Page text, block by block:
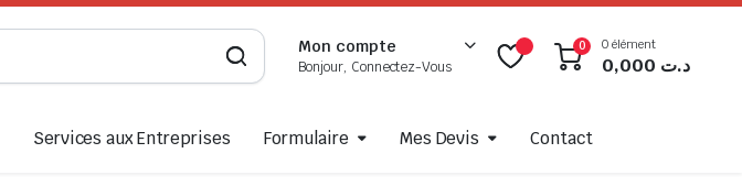
Mon compte
Bonjour, Connectez-Vous
0 0 élément
د.ت
Services aux Entreprises Formulaire Mes Devis Contact